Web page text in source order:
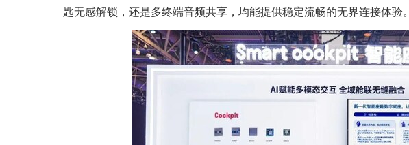
匙无感解锁，还是多终端音频共享，均能提供稳定流畅的无界连接体验。